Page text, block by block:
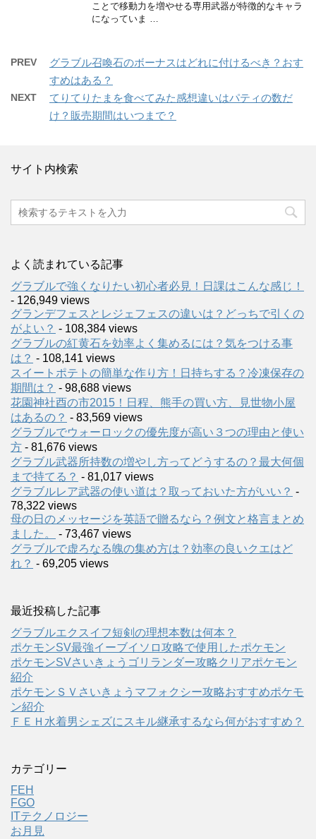
ことで移動力を増やせる専用武器が特徴的なキャラ
になっていま …
PREV
グラブル召喚石のボーナスはどれに付けるべき？おす
すめはある？
NEXT
てりてりたまを食べてみた感想違いはパティの数だ
け？販売期間はいつまで？
サイト内検索
よく読まれている記事
グラブルで強くなりたい初心者必見！日課はこんな感じ！
- 126,949 views
グランデフェスとレジェフェスの違いは？どっちで引くの
がよい？ - 108,384 views
グラブルの紅黄石を効率よく集めるには？気をつける事
は？ - 108,141 views
スイートポテトの簡単な作り方！日持ちする？冷凍保存の
期間は？ - 98,688 views
花園神社酉の市2015！日程、熊手の買い方、見世物小屋
はあるの？ - 83,569 views
グラブルでウォーロックの優先度が高い３つの理由と使い
方 - 81,676 views
グラブル武器所持数の増やし方ってどうするの？最大何個
まで持てる？ - 81,017 views
グラブルレア武器の使い道は？取っておいた方がいい？ -
78,322 views
母の日のメッセージを英語で贈るなら？例文と格言まとめ
ました。
- 73,467 views
グラブルで虚ろなる魄の集め方は？効率の良いクエはど
れ？ - 69,205 views
最近投稿した記事
グラブルエクスイフ短剣の理想本数は何本？
ポケモンSV最強イーブイソロ攻略で使用したポケモン
ポケモンSVさいきょうゴリランダー攻略クリアポケモン
紹介
ポケモンＳＶさいきょうマフォクシー攻略おすすめポケモ
ン紹介
ＦＥＨ水着男シェズにスキル継承するなら何がおすすめ？
カテゴリー
FEH
FGO
ITテクノロジー
お月見